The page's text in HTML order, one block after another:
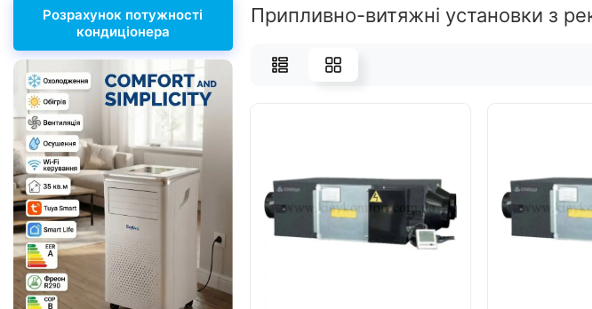
Розрахунок потужності
кондиціонера
Припливно-витяжні установки з